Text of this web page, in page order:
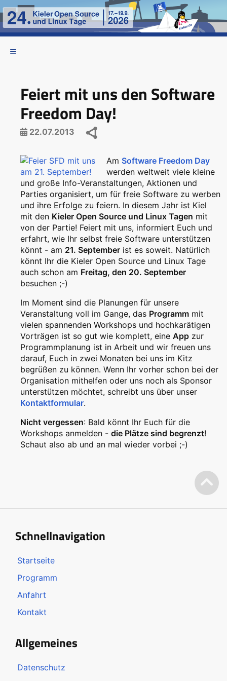
Feiert mit uns den Software
Freedom Day!
22.07.2013
Am Software Freedom Day
werden weltweit viele kleine
und große Info-Veranstaltungen, Aktionen und
Parties organisiert, um für freie Software zu werben
und ihre Erfolge zu feiern. In diesem Jahr ist Kiel
mit den Kieler Open Source und Linux Tagen mit
von der Partie! Feiert mit uns, informiert Euch und
erfahrt, wie Ihr selbst freie Software unterstützen
könnt - am 21. September ist es soweit. Natürlich
könnt Ihr die Kieler Open Source und Linux Tage
auch schon am Freitag, den 20. September
besuchen ;-)
Im Moment sind die Planungen für unsere
Veranstaltung voll im Gange, das Programm mit
vielen spannenden Workshops und hochkarätigen
Vorträgen ist so gut wie komplett, eine App zur
Programmplanung ist in Arbeit und wir freuen uns
darauf, Euch in zwei Monaten bei uns im Kitz
begrüßen zu können. Wenn Ihr vorher schon bei der
Organisation mithelfen oder uns noch als Sponsor
unterstützen möchtet, schreibt uns über unser
Kontaktformular.
Nicht vergessen: Bald könnt Ihr Euch für die
Workshops anmelden - die Plätze sind begrenzt!
Schaut also ab und an mal wieder vorbei ;-)
Schnellnavigation
Startseite
Programm
Anfahrt
Kontakt
Allgemeines
Datenschutz